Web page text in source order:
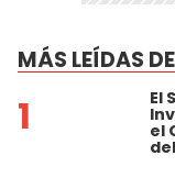
MÁS LEÍDAS
1 El
el